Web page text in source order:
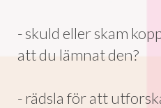
- skuld eller skam
att du lämnat den?
- rädsla för att